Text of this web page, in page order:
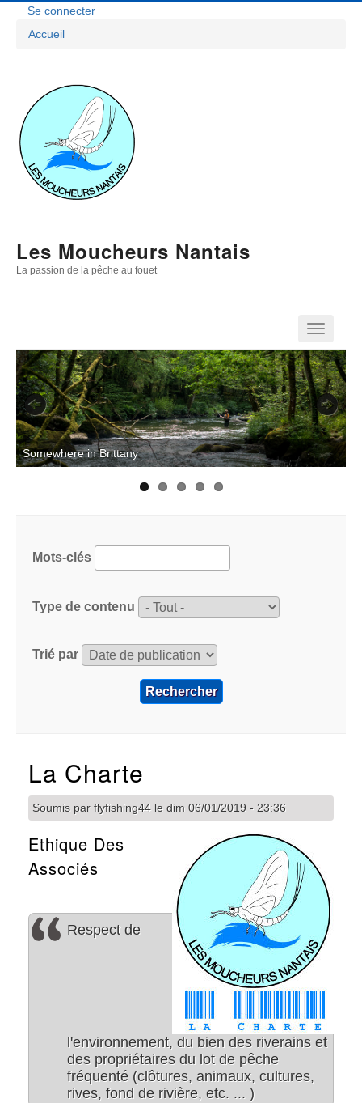
contenu
Menu
Compte
De
L'utilisateur
Se connecter
D'Ariane
Accueil
Les Moucheurs Nantais
La passion de la pêche au fouet
Principale
Somewhere in Brittany
Previous Next
Mots-clés
Type de contenu
Trié par
La Charte
Soumis par flyfishing44 le dim 06/01/2019 - 23:36
Ethique Des
Associés
Respect de
l'environnement, du bien des riverains et
des propriétaires du lot de pêche
fréquenté (clôtures, animaux, cultures,
rives, fond de rivière, etc. ... )